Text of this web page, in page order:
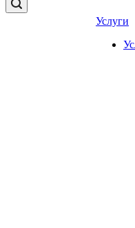
Услуги